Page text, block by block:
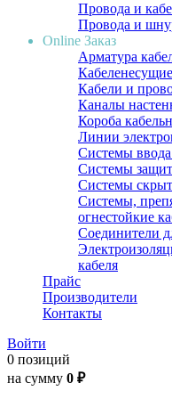
Провода и
Провода и
Online Заказ
Арматура
Кабели и
Каналы
Короба
Линии
Системы
Системы
Системы
Системы,
огнестойкие
Соединители
кабеля
Прайс
Производители
Контакты
Войти
0 позиций
на сумму 0 ₽